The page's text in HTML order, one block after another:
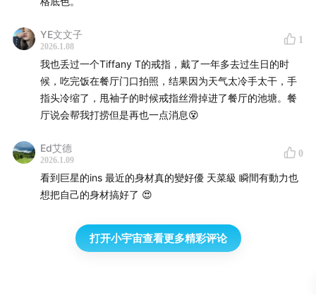
YE文文子
2026.1.08
1
我也丢过一个Tiffany T的戒指，戴了一年多去过生日的时
候，吃完饭在餐厅门口拍照，结果因为天气太冷手太干，手
指头冷缩了，甩袖子的时候戒指丝滑掉进了餐厅的池塘。餐
厅说会帮我打捞但是再也一点消息😵
Ed艾德
2026.1.09
0
看到巨星的ins 最近的身材真的變好優 天菜級 瞬間有動力也
想把自己的身材搞好了 😍
打开小宇宙查看更多精彩评论